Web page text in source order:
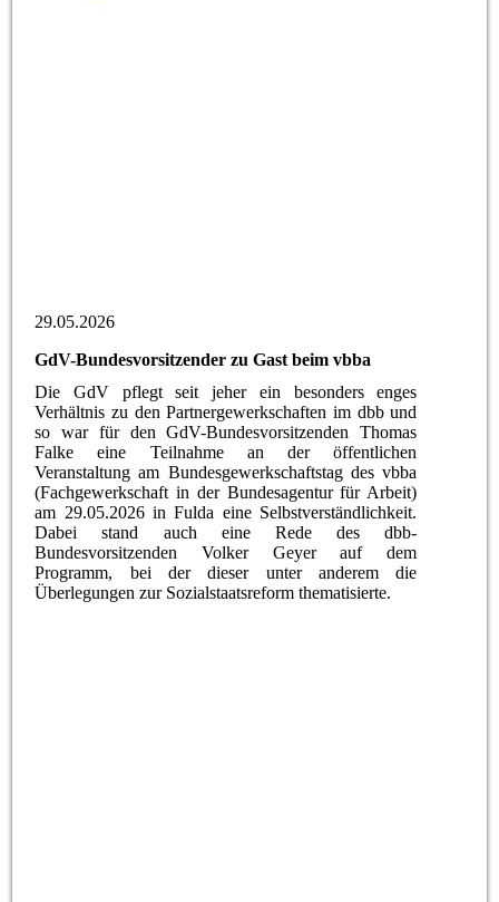
29.05.2026
GdV-Bundesvorsitzender zu Gast beim vbba
Die GdV pflegt seit jeher ein besonders enges
Verhältnis zu den Partnergewerkschaften im dbb und
so war für den GdV-Bundesvorsitzenden Thomas
Falke eine Teilnahme an der öffentlichen
Veranstaltung am Bundesgewerkschaftstag des vbba
(Fachgewerkschaft in der Bundesagentur für Arbeit)
am 29.05.2026 in Fulda eine Selbstverständlichkeit.
Dabei stand auch eine Rede des dbb-
Bundesvorsitzenden Volker Geyer auf dem
Programm, bei der dieser unter anderem die
Überlegungen zur Sozialstaatsreform thematisierte.